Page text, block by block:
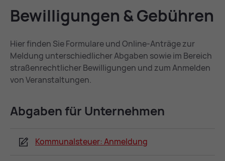
Be­wil­li­gun­gen & Ge­büh­ren
Hier finden Sie Formulare und Online-Anträge zur
Meldung unterschiedlicher Abgaben sowie im Bereich
straßenrechtlicher Bewilligungen und zum Anmelden
von Veranstaltungen.
Ab­ga­ben für Un­ter­neh­men
Kommunalsteuer: Anmeldung